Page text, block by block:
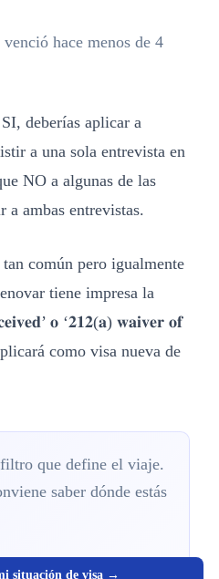
hace menos de 4
deberías aplicar a
a una sola entrevista en
NO a algunas de las
a ambas entrevistas.
común pero igualmente
tiene impresa la
𝐨 ‘𝟐𝟏𝟐(𝐚) 𝐰𝐚𝐢𝐯𝐞𝐫 𝐨𝐟
como visa nueva de
que define el viaje.
saber dónde estás
situación de visa →